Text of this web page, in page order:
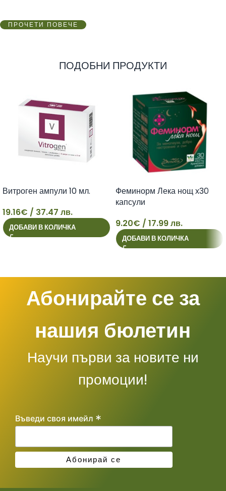
ПРОЧЕТИ ПОВЕЧЕ
ПОДОБНИ ПРОДУКТИ
19
Витроген ампули 10 мл.
19.16€ / 37.47 лв.
ДОБАВИ В КОЛИЧКА 9
Феминорм Лека нощ х30
капсули
9.20€ / 17.99 лв.
ДОБАВИ В КОЛИЧКА
Абонирайте се за
нашия бюлетин
Научи първи за новите ни
промоции!
Въведи своя имейл *